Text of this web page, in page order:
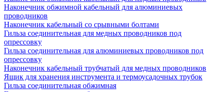
Наконечник обжимной кабельный для алюминиевых
проводников
Наконечник кабельный со срывными болтами
Гильза соединительная для медных проводников под
опрессовку
Гильза соединительная для алюминиевых проводников под
опрессовку
Наконечник кабельный трубчатый для медных проводников
Ящик для хранения инструмента и термоусадочных трубок
Гильза соединительная обжимная